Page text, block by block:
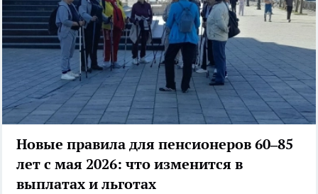
Новые правила для пенсионеров 60–85
лет с мая 2026: что изменится в
выплатах и льготах